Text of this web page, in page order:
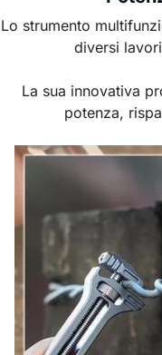
Lo strumento
diversi
La sua innovativa
potenza,